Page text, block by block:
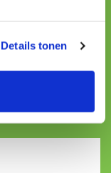
Details tonen